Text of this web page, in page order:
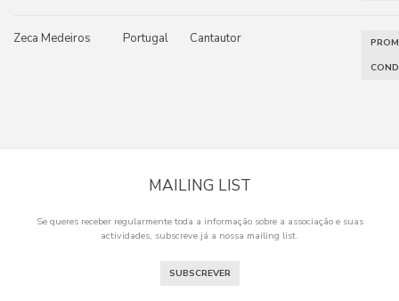
Zeca Medeiros Portugal Cantautor
MAILING LIST
Se queres receber regularmente toda a informação sobre a associação e suas
actividades, subscreve já a nossa mailing list.
SUBSCREVER